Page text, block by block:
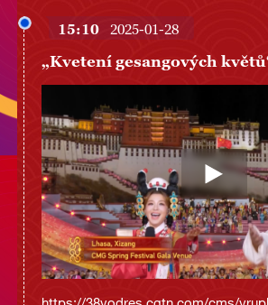
15:10 2025-01-28
„Kvetení gesangových